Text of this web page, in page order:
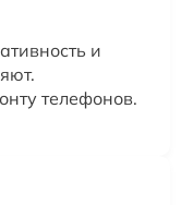
и
телефонов.